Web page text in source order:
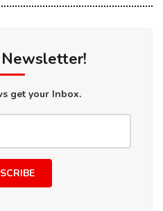
get your Inbox.